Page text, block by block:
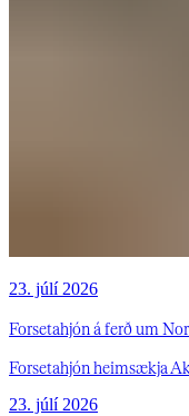
23. júlí 2026
Forsetahjón á ferð um
Forsetahjón heimsækja
23. júlí 2026